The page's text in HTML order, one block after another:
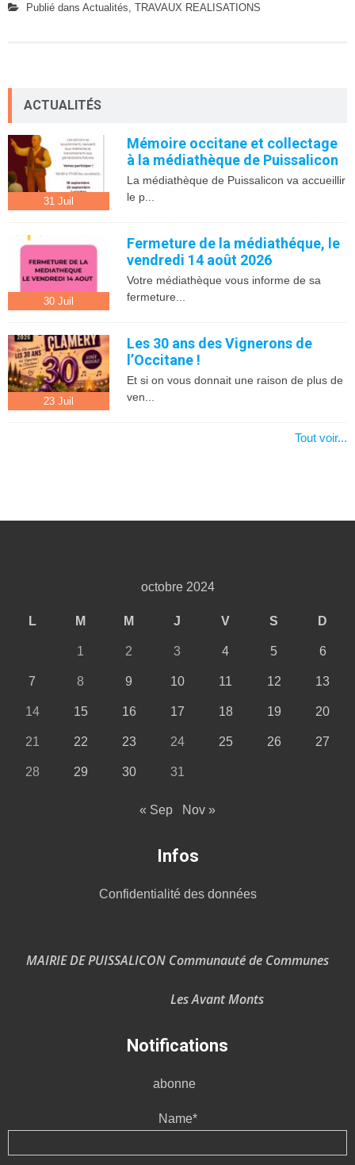
Publié dans Actualités, TRAVAUX REALISATIONS
ACTUALITÉS
31 Juil
Mémoire occitane et collectage
à la médiathèque de Puissalicon
La médiathèque de Puissalicon va accueillir
le p...
30 Juil
Fermeture de la médiathéque, le
vendredi 14 août 2026
Votre médiathèque vous informe de sa
fermeture...
23 Juil
Les 30 ans des Vignerons de
l’Occitane !
Et si on vous donnait une raison de plus de
ven...
Tout voir...
octobre 2024
L M M J V S D
1 2 3 4 5 6
7 8 9 10 11 12 13
14 15 16 17 18 19 20
21 22 23 24 25 26 27
28 29 30 31
« Sep Nov »
Infos
Confidentialité des données
MAIRIE DE PUISSALICON Communauté de Communes
Les Avant Monts
Notifications
abonne
Name*